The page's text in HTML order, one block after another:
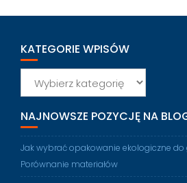
KATEGORIE WPISÓW
wpisów
NAJNOWSZE POZYCJĘ NA
Jak wybrać opakowanie ekologiczne
Porównanie materiałów